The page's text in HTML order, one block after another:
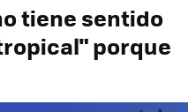
tiene sentido
porque